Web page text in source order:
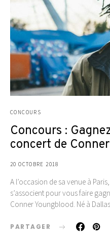
CONCOURS
Concours :
concert de
20 OCTOBRE 2018
A l’occasion de sa venue à
s’associent pour vous faire
Conner Youngblood. Né à
PARTAGER